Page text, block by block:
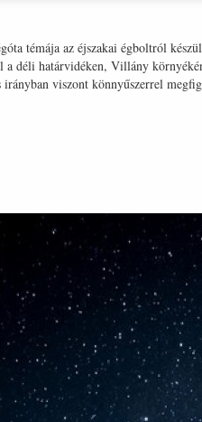
témája az éjszakai égboltról
a déli határvidéken, Villány
viszont könnyűszerrel